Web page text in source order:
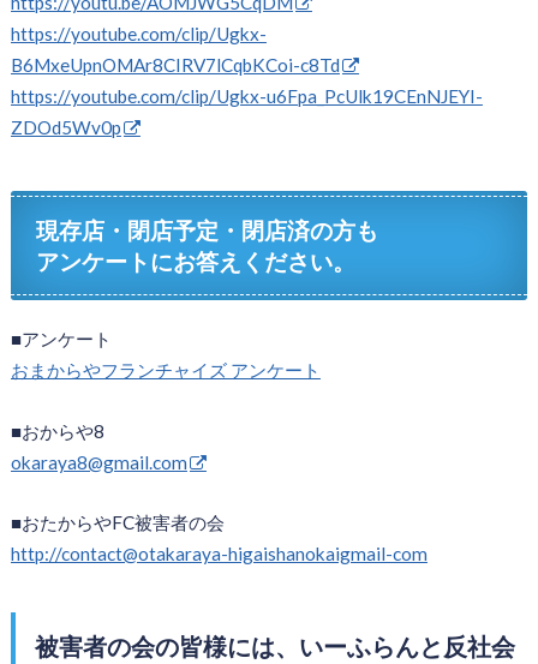
https://youtube.com/clip/Ugkx-
B6MxeUpnOMAr8CIRV7lCqbKCoi-c8Td
https://youtube.com/clip/Ugkx-u6Fpa_PcUlk19CEnNJEYI-
ZDOd5Wv0p
現存店・閉店予定・閉店済の方も
アンケートにお答えください。
■アンケート
おまからやフランチャイズ アンケート
■おからや8
okaraya8@gmail.com
■おたからやFC被害者の会
http://contact@otakaraya-higaishanokaigmail-com
被害者の会の皆様には、いーふらんと反社会